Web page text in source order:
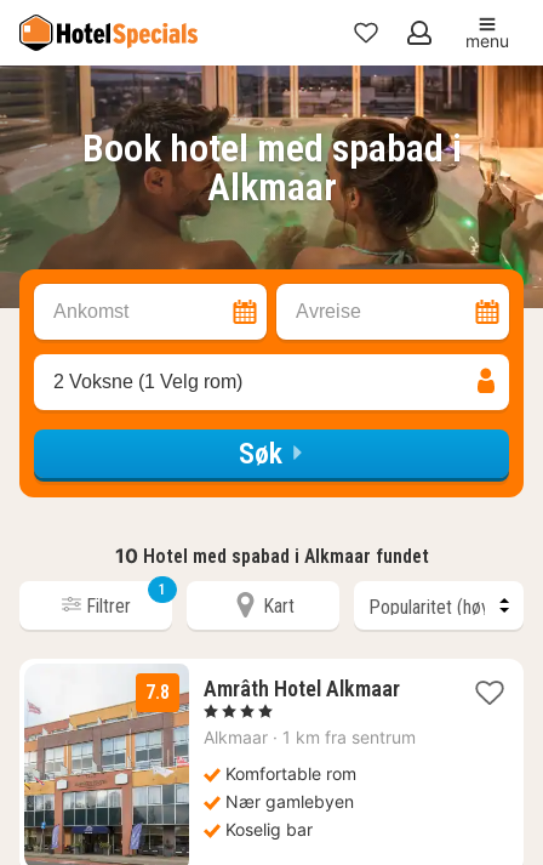
Mine
favoritter
menu
Book hotel med spabad i
Alkmaar
Ankomst Avreise
2 Voksne (1 Velg rom)
Søk
10 Hotel med spabad i Alkmaar fundet
Filtrer
1
Kart
7.8 Amrâth Hotel Alkmaar1
fra
, 4 Stjerner
Alkmaar · 1 km fra sentrum
Komfortable rom
Nær gamlebyen
Koselig bar